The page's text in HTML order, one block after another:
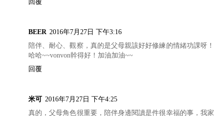
回覆
BEER 2016年7月27日 下午3:16
陪伴、耐心、觀察，真的是父母親該好好修練的情緒功課呀！
哈哈~~vonvon幹得好！加油加油~~
回覆
米可 2016年7月27日 下午4:25
真的，父母角色很重要，陪伴身邊閱讀是件很幸福的事，我家